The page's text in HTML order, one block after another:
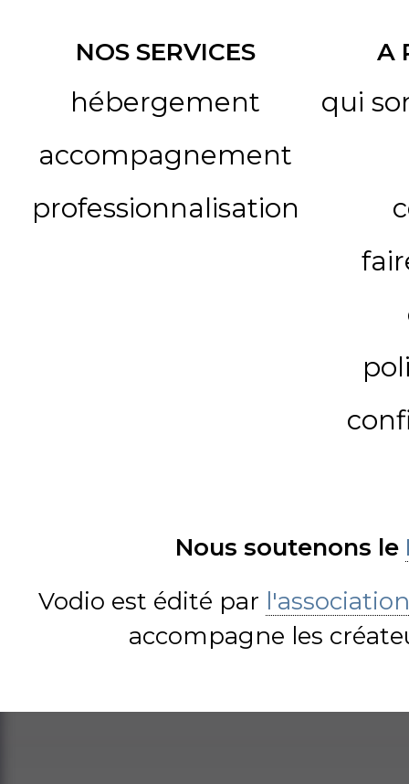
NOS SERVICES
hébergement
accompagnement
professionnalisation
A
qui